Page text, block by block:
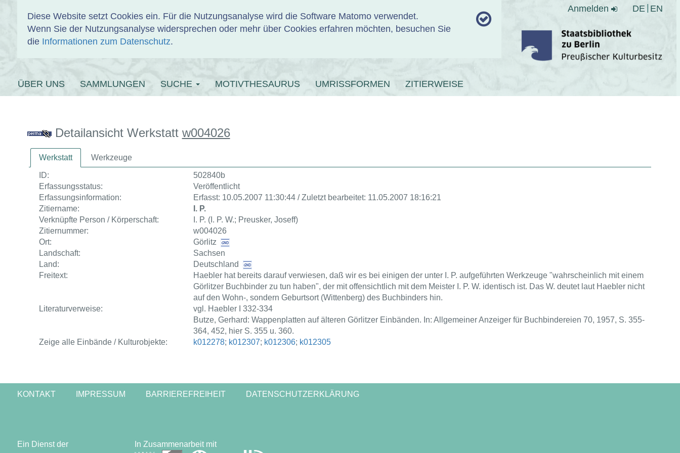
Diese Website setzt Cookies ein. Für die Nutzungsanalyse wird die Software Matomo verwendet.
Wenn Sie der Nutzungsanalyse widersprechen oder mehr über Cookies erfahren möchten, besuchen Sie
die Informationen zum Datenschutz.
Anmelden DE EN
EINBANDDATENBANK
ÜBER UNS SAMMLUNGEN SUCHE MOTIVTHESAURUS UMRISSFORMEN ZITIERWEISE
Detailansicht Werkstatt w004026
Werkstatt Werkzeuge
ID:
502840b
Erfassungsstatus:
Veröffentlicht
Erfassungsinformation:
Erfasst: 10.05.2007 11:30:44 / Zuletzt bearbeitet: 11.05.2007 18:16:21
Zitiername:
I. P.
Verknüpfte Person / Körperschaft:
I. P. (I. P. W.; Preusker, Joseff)
Zitiernummer:
w004026
Ort:
Görlitz
Landschaft:
Sachsen
Land:
Deutschland
Freitext:
Haebler hat bereits darauf verwiesen, daß wir es bei einigen der unter I. P. aufgeführten Werkzeuge "wahrscheinlich mit einem
Görlitzer Buchbinder zu tun haben", der mit offensichtlich mit dem Meister I. P. W. identisch ist. Das W. deutet laut Haebler nicht
auf den Wohn-, sondern Geburtsort (Wittenberg) des Buchbinders hin.
Literaturverweise:
vgl. Haebler I 332-334
Butze, Gerhard: Wappenplatten auf älteren Görlitzer Einbänden. In: Allgemeiner Anzeiger für Buchbindereien 70, 1957, S. 355-
364, 452, hier S. 355 u. 360.
Zeige alle Einbände / Kulturobjekte:
k012278; k012307; k012306; k012305
KONTAKT IMPRESSUM BARRIEREFREIHEIT DATENSCHUTZERKLÄRUNG
Ein Dienst der In Zusammenarbeit mit